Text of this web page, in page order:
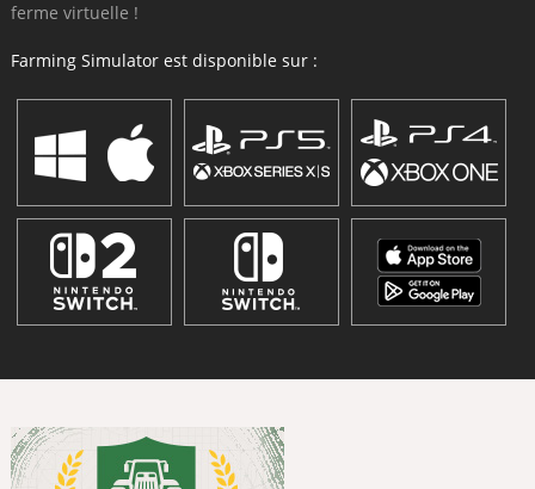
ferme virtuelle !
Farming Simulator est disponible sur :